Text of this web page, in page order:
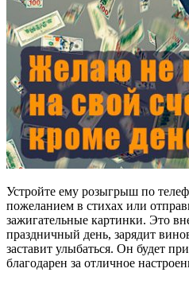
Устройте ему розыгрыш по
пожеланием в стихах или
зажигательные картинки. Это
праздничный день, зарядит
заставит улыбаться. Он будет
благодарен за отличное